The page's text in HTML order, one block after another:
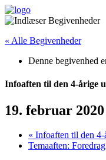
« Alle Begivenheder
Denne begivenhed
Infoaften til den 4-årige
19. februar
« Infoaften til den 4-
Temaaften: